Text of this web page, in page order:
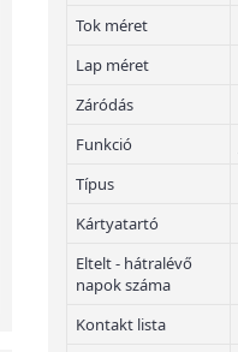
Tok méret
Lap méret
Záródás
Funkció
Típus
Kártyatartó
Eltelt - hátralévő
napok száma
Kontakt lista